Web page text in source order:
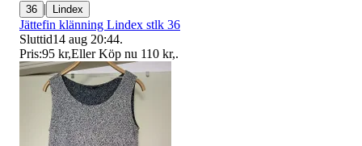
36 | Lindex
Jättefin klänning Lindex stlk 36
Sluttid14 aug 20:44.
Pris:95 kr,Eller Köp nu 110 kr,.